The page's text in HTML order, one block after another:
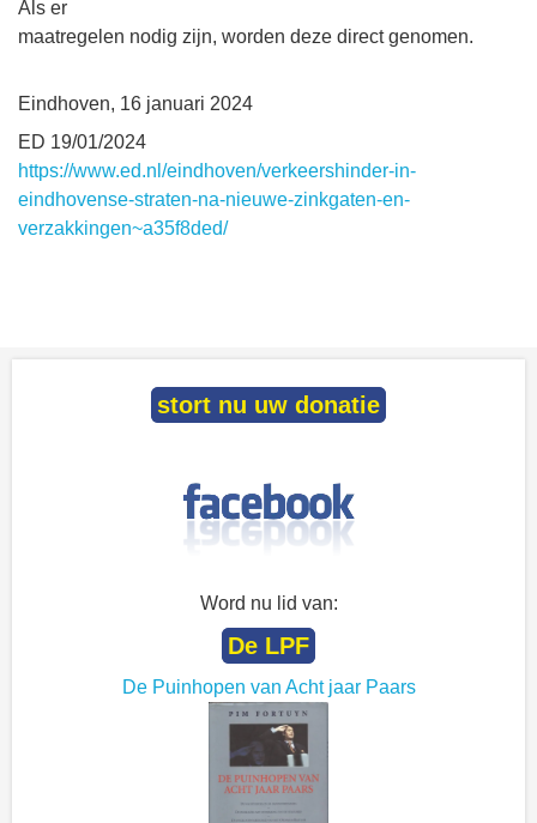
Als er
maatregelen nodig zijn, worden deze direct genomen.
Eindhoven, 16 januari 2024
ED 19/01/2024
https://www.ed.nl/eindhoven/verkeershinder-in-
eindhovense-straten-na-nieuwe-zinkgaten-en-
verzakkingen~a35f8ded/
stort nu uw donatie
Word nu lid van:
De LPF
De Puinhopen van Acht jaar Paars